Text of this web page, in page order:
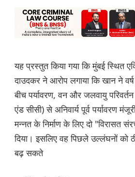
यह प्रस्तुत किया गया कि मुंबई स्थित
दाउदकर ने आरोप लगाया कि खान ने
बीच पर्यावरण, वन और जलवायु
एंड सीसी) से अनिवार्य पूर्व पर्यावरण
मन्नत के निर्माण के लिए दो "विरासत
दिया। इसलिए वह पिछले उल्लंघनों को
बढ़ सकते